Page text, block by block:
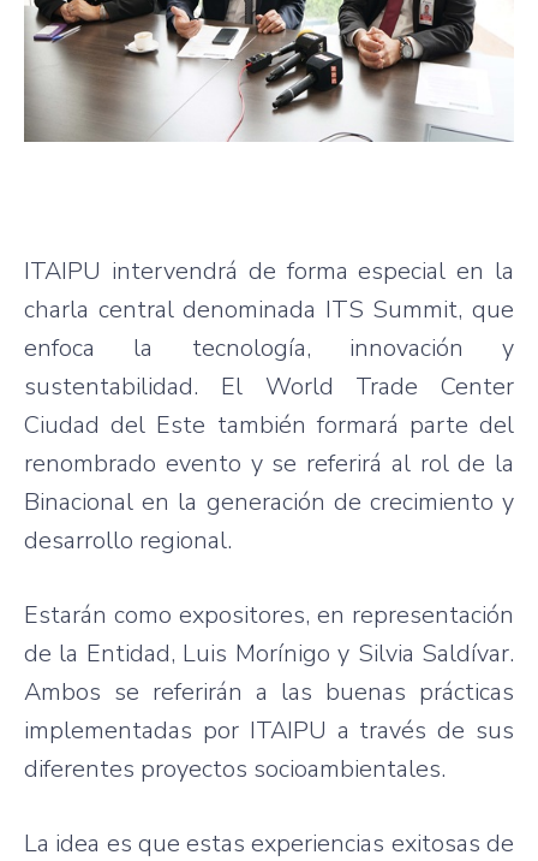
ITAIPU intervendrá de forma especial en la
charla central denominada ITS Summit, que
enfoca la tecnología, innovación y
sustentabilidad. El World Trade Center
Ciudad del Este también formará parte del
renombrado evento y se referirá al rol de la
Binacional en la generación de crecimiento y
desarrollo regional.
Estarán como expositores, en representación
de la Entidad, Luis Morínigo y Silvia Saldívar.
Ambos se referirán a las buenas prácticas
implementadas por ITAIPU a través de sus
diferentes proyectos socioambientales.
La idea es que estas experiencias exitosas de